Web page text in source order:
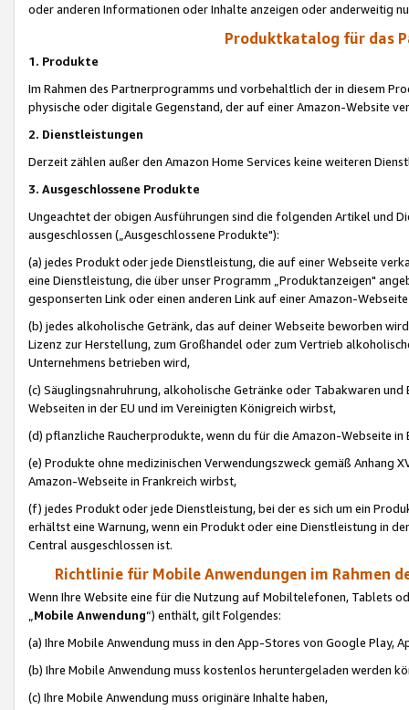
oder anderen Informationen oder Inhalte anzeigen oder anderweitig
Produktkatalog für das
1. Produkte
Im Rahmen des Partnerprogramms und vorbehaltlich der in diesem
physische oder digitale Gegenstand, der auf einer Amazon-Website
2. Dienstleistungen
Derzeit zählen außer den Amazon Home Services keine weiteren
3. Ausgeschlossene Produkte
Ungeachtet der obigen Ausführungen sind die folgenden Artikel und
ausgeschlossen („Ausgeschlossene Produkte"):
(a) jedes Produkt oder jede Dienstleistung, die auf einer Webseite
eine Dienstleistung, die über unser Programm „Produktanzeigen"
gesponserten Link oder einen anderen Link auf einer Amazon-
(b) jedes alkoholische Getränk, das auf deiner Webseite beworben
Lizenz zur Herstellung, zum Großhandel oder zum Vertrieb
Unternehmens betrieben wird,
(c) Säuglingsnahruhrung, alkoholische Getränke oder Tabakwaren
Webseiten in der EU und im Vereinigten Königreich wirbst,
(d) pflanzliche Raucherprodukte, wenn du für die Amazon-Webseite in
(e) Produkte ohne medizinischen Verwendungszweck gemäß Anhang
Amazon-Webseite in Frankreich wirbst,
(f) jedes Produkt oder jede Dienstleistung, bei der es sich um ein
erhältst eine Warnung, wenn ein Produkt oder eine Dienstleistung in
Central ausgeschlossen ist.
Richtlinie für Mobile Anwendungen im Rahmen
Wenn Ihre Website eine für die Nutzung auf Mobiltelefonen, Tablets
„Mobile Anwendung“) enthält, gilt Folgendes:
(a) Ihre Mobile Anwendung muss in den App-Stores von Google Play,
(b) Ihre Mobile Anwendung muss kostenlos heruntergeladen werden
(c) Ihre Mobile Anwendung muss originäre Inhalte haben,